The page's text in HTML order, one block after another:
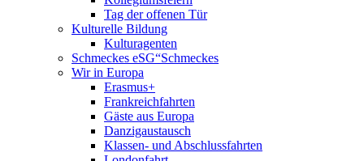
Tag der offenen Tür
Kulturelle Bildung
Kulturagenten
Schmeckes eSG“Schmeckes
Wir in Europa
Erasmus+
Frankreichfahrten
Gäste aus Europa
Danzigaustausch
Klassen- und Abschlussfahrten